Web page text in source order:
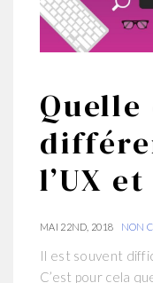
l’UX et
MAI 22ND, 2018 NON
Il est souvent
C’est pour cela